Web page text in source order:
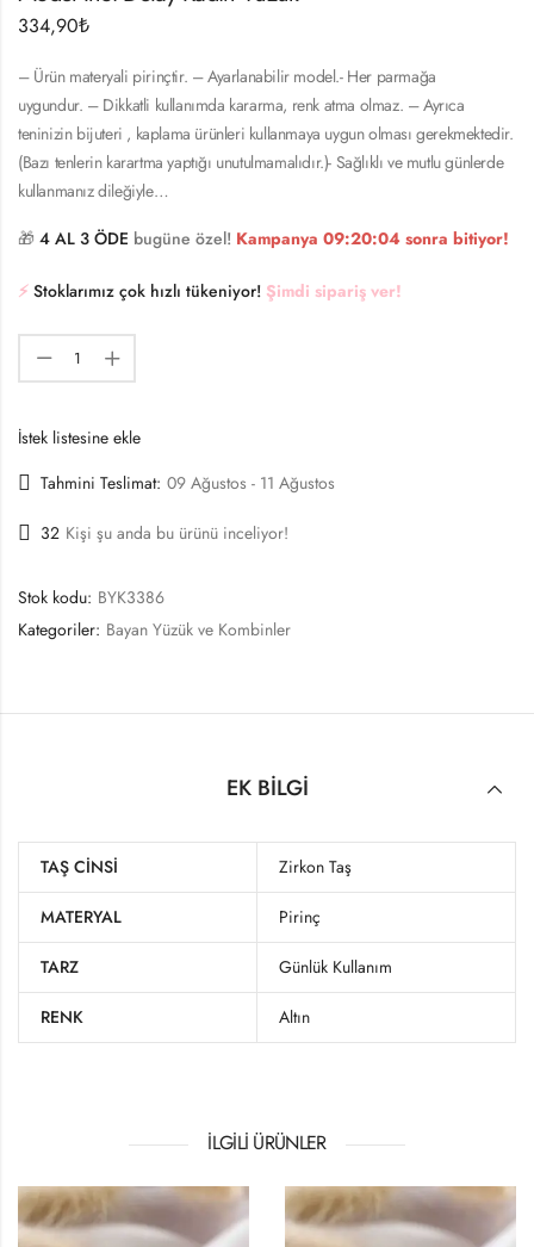
334,90₺
– Ürün materyali pirinçtir. – Ayarlanabilir model.- Her parmağa
uygundur. – Dikkatli kullanımda kararma, renk atma olmaz. – Ayrıca
teninizin bijuteri , kaplama ürünleri kullanmaya uygun olması gerekmektedir.
(Bazı tenlerin karartma yaptığı unutulmamalıdır.)- Sağlıklı ve mutlu günlerde
kullanmanız dileğiyle…
🎁 4 AL 3 ÖDE bugüne özel! Kampanya 09:20:04 sonra bitiyor!
⚡️ Stoklarımız çok hızlı tükeniyor! Şimdi sipariş ver!
İstek listesine ekle
Tahmini Teslimat: 09 Ağustos - 11 Ağustos
32 Kişi şu anda bu ürünü inceliyor!
Stok kodu: BYK3386
Kategoriler: Bayan Yüzük ve Kombinler
EK BILGI
TAŞ CINSI Zirkon Taş
MATERYAL Pirinç
TARZ Günlük Kullanım
RENK Altın
İLGILI ÜRÜNLER